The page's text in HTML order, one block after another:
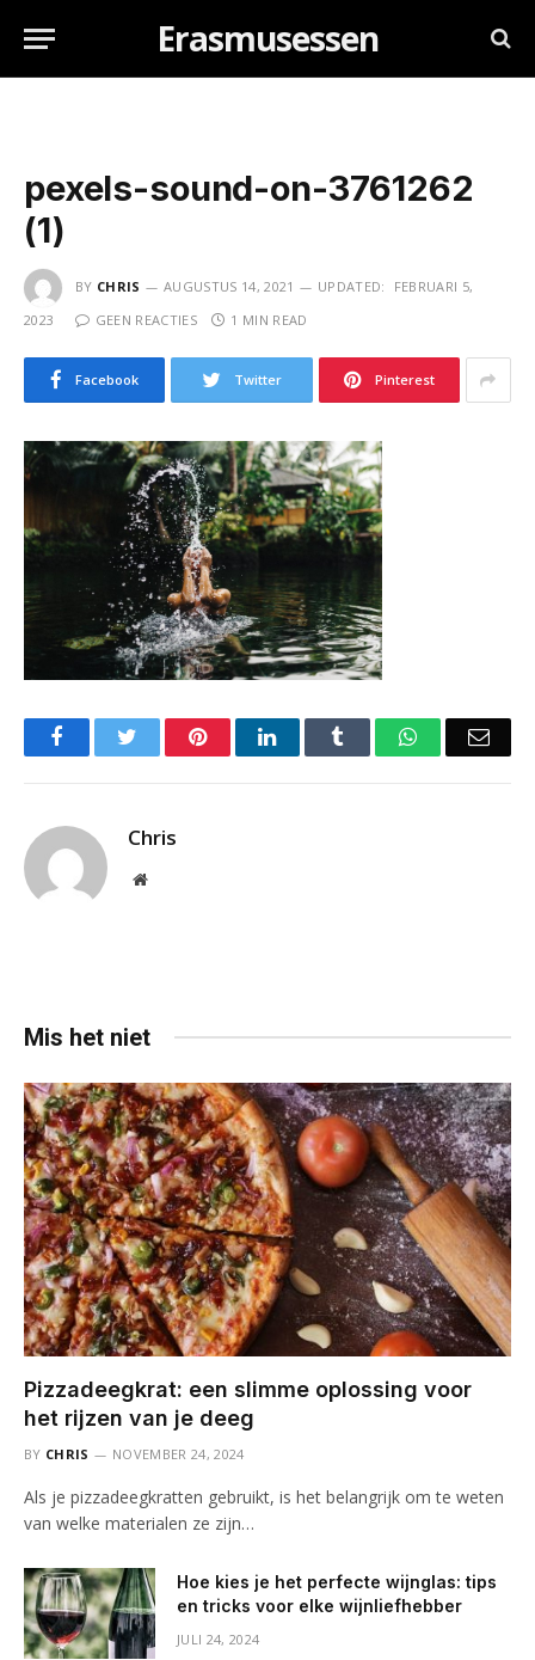
Erasmusessen
pexels-sound-on-3761262
(1)
BY CHRIS AUGUSTUS 14, 2021 UPDATED:
FEBRUARI 5,
2023
GEEN REACTIES 1 MIN READ
Facebook Twitter Pinterest
FacebookTwitter PinterestLinkedIn Tumblr WhatsApp
Chris
Website
Mis het niet
Pizzadeegkrat: een slimme oplossing voor
het rijzen van je deeg
BY CHRIS NOVEMBER 24, 2024
Als je pizzadeegkratten gebruikt, is het belangrijk om te weten
van welke materialen ze zijn…
Hoe kies je het perfecte wijnglas: tips
en tricks voor elke wijnliefhebber
JULI 24, 2024